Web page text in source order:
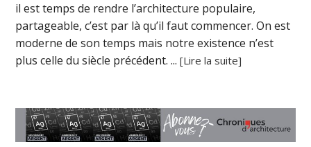
il est temps de rendre l’architecture populaire,
partageable, c’est par là qu’il faut commencer. On est
moderne de son temps mais notre existence n’est
plus celle du siècle précédent. ...[Lire la suite]